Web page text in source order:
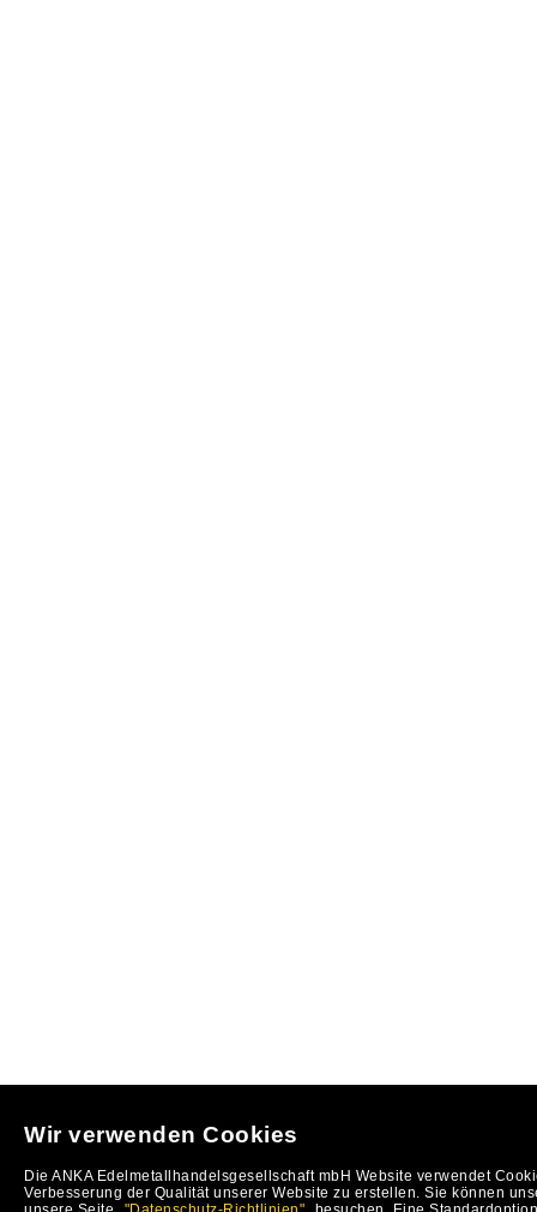
Wir verwenden Cookies
Die ANKA Edelmetallhandelsgesellschaft mbH Website verwendet
Verbesserung der Qualität unserer Website zu erstellen. Sie können